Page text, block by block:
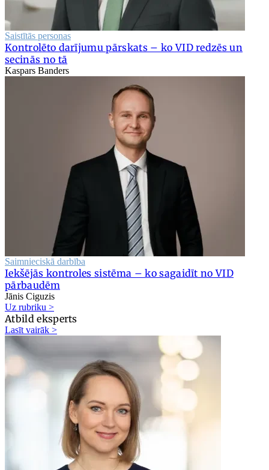
Saistītās personas
Kontrolēto darījumu pārskats – ko VID redzēs un
secinās no tā
Kaspars Banders
Saimnieciskā darbība
Iekšējās kontroles sistēma – ko sagaidīt no VID
pārbaudēm
Jānis Ciguzis
Uz rubriku >
Atbild eksperts
Lasīt vairāk >